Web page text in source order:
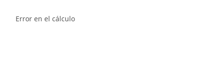
Error en el cálculo